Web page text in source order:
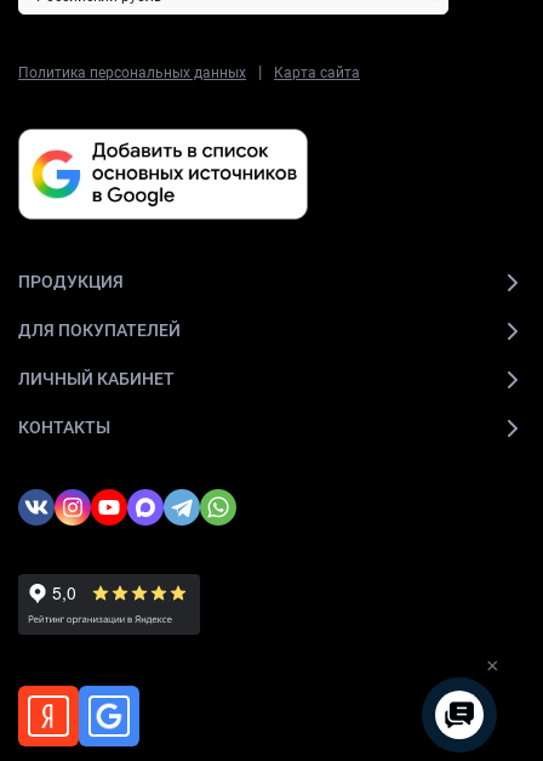
Политика персональных данных | Карта сайта
ПРОДУКЦИЯ
ДЛЯ ПОКУПАТЕЛЕЙ
ЛИЧНЫЙ КАБИНЕТ
КОНТАКТЫ
×